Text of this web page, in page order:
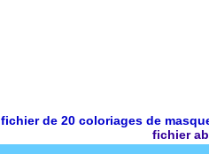
fichier de 20 coloriages de
fichier